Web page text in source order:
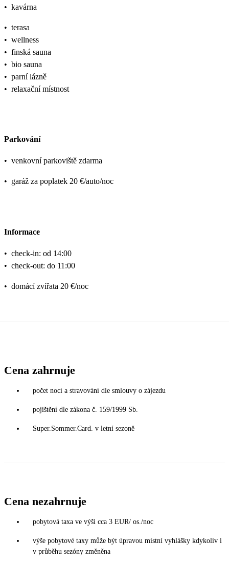
• kavárna
• terasa
• wellness
• finská sauna
• bio sauna
• parní lázně
• relaxační místnost
Parkování
• venkovní parkoviště zdarma
• garáž za poplatek 20 €/auto/noc
Informace
• check-in: od 14:00
• check-out: do 11:00
• domácí zvířata 20 €/noc
Cena zahrnuje
počet nocí a stravování dle smlouvy o zájezdu
pojištění dle zákona č. 159/1999 Sb.
Super.Sommer.Card. v letní sezoně
Cena nezahrnuje
pobytová taxa ve výši cca 3 EUR/ os./noc
výše pobytové taxy může být úpravou místní vyhlášky kdykoliv i
v průběhu sezóny změněna